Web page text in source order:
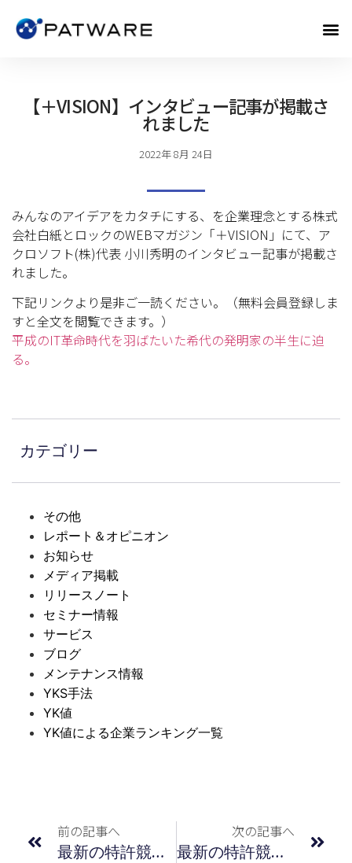
【＋VISION】インタビュー記事が掲載さ
れました
2022年 8月 24日
みんなのアイデアをカタチにする、を企業理念とする株式
会社白紙とロックのWEBマガジン「＋VISION」にて、ア
クロソフト(株)代表 小川秀明のインタビュー記事が掲載さ
れました。
下記リンクより是非ご一読ください。（無料会員登録しま
すと全文を閲覧できます。）
平成のIT革命時代を羽ばたいた希代の発明家の半生に迫
る。
カテゴリー
その他
レポート＆オピニオン
お知らせ
メディア掲載
リリースノート
セミナー情報
サービス
ブログ
メンテナンス情報
YKS手法
YK値
YK値による企業ランキング一覧
前の記事へ
最新の特許競争力指標（ＹＫ値）による企業ランキング／2022年7月度
次の記事へ
最新の特許競争力指標（ＹＫ値）による企業ランキング／2022年8月度